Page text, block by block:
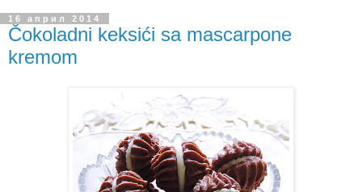
16 април 2014
Čokoladni keksići sa mascarpone
kremom